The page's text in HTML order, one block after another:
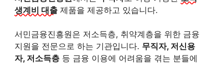
생계비 대출 제품을 제공하고 있습니다.
서민금융진흥원은 저소득층, 취약계층을 위한 금융
지원을 전문으로 하는 기관입니다. 무직자, 저신용
자, 저소득층 등 금융 이용에 어려움을 겪는 분들에